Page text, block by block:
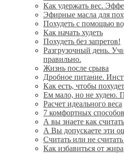
Как удержать вес.
Эфирные масла для
Похудеть с помощью
Как начать худеть
Похудеть без запретов!
Разгрузочный день.
правильно.
Жизнь после срыва
Дробное питание.
Как есть, чтобы
Ем мало, но не худею.
Расчет идеального веса
7 комфортных
А вы знаете как
А Вы допускаете эти
Считать или не
Как избавиться от жира